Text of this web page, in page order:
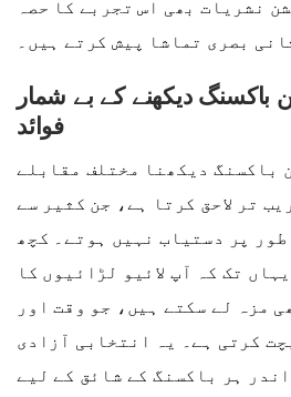
نشریات بھی اس تجربے کا حصہ
باکسنگ دیکھنے کے بے شمار
فوائد
باکسنگ دیکھنا مختلف مقابلے
تر لاحق کرتا ہے، جن کثیر سے
پر دستیاب نہیں ہوتے۔ کچھ
تک کہ آپ لائیو لڑائیوں کا
مزہ لے سکتے ہیں، جو وقت اور
کرتی ہے۔ یہ انتخابی آزادی
ہر باکسنگ کے شائق کے لیے